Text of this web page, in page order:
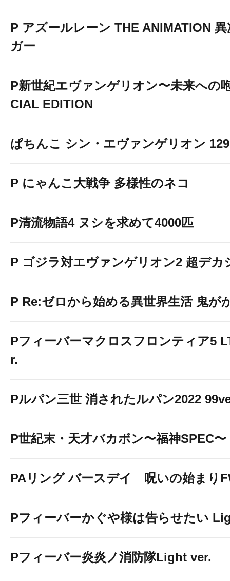
P アズールレーン THE ANIMATION
ガー
P新世紀エヴァンゲリオン〜未来への
CIAL EDITION
ぱちんこ シン・エヴァンゲリオン
P にゃんこ大戦争 多様性のネコ
P清流物語4 ヌシを求めて4000匹
P ゴジラ対エヴァンゲリオン2 超デカ
P Re:ゼロから始める異世界生活 鬼が
Pフィーバーマクロスフロンティア5
r.
Pルパン三世 消されたルパン2022
P世紀末・天才バカボン〜福神SPEC〜
PAリング バースデイ 呪いの始まり
Pフィーバーかぐや様は告らせたい
Pフィーバー炎炎ノ消防隊Light ver.